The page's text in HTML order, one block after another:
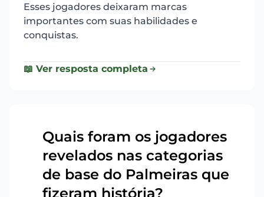
Esses jogadores deixaram marcas
importantes com suas habilidades e
conquistas.
📖 Ver resposta completa
Quais foram os jogadores
revelados nas categorias
de base do Palmeiras que
fizeram história?